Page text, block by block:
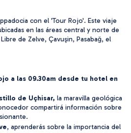
con el 'Tour Rojo'. Este viaje
en las áreas central y norte de
de Zelve, Çavuşin, Pasabağ, el
a las 09.30am desde tu hotel en
de Uçhisar, la maravilla geológica
compartirá información sobre
, aprenderás sobre la importancia del